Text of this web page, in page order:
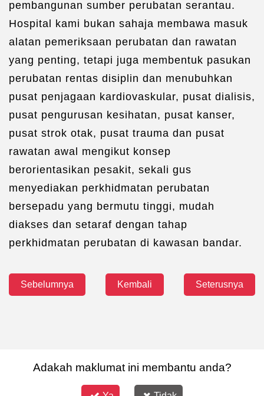
pembangunan sumber perubatan serantau.
Hospital kami bukan sahaja membawa masuk
alatan pemeriksaan perubatan dan rawatan
yang penting, tetapi juga membentuk pasukan
perubatan rentas disiplin dan menubuhkan
pusat penjagaan kardiovaskular, pusat dialisis,
pusat pengurusan kesihatan, pusat kanser,
pusat strok otak, pusat trauma dan pusat
rawatan awal mengikut konsep
berorientasikan pesakit, sekali gus
menyediakan perkhidmatan perubatan
bersepadu yang bermutu tinggi, mudah
diakses dan setaraf dengan tahap
perkhidmatan perubatan di kawasan bandar.
Sebelumnya Kembali Seterusnya
Adakah maklumat ini membantu anda?